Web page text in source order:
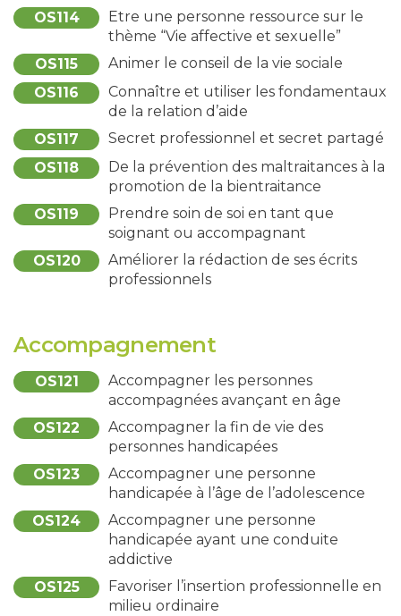
OS114
Etre une personne ressource sur le
thème “Vie affective et sexuelle”
OS115
Animer le conseil de la vie sociale
OS116
Connaître et utiliser les fondamentaux
de la relation d’aide
OS117
Secret professionnel et secret partagé
OS118
De la prévention des maltraitances à la
promotion de la bientraitance
OS119
Prendre soin de soi en tant que
soignant ou accompagnant
OS120
Améliorer la rédaction de ses écrits
professionnels
Accompagnement
OS121
Accompagner les personnes
accompagnées avançant en âge
OS122
Accompagner la fin de vie des
personnes handicapées
OS123
Accompagner une personne
handicapée à l’âge de l’adolescence
OS124
Accompagner une personne
handicapée ayant une conduite
addictive
OS125
Favoriser l’insertion professionnelle en
milieu ordinaire